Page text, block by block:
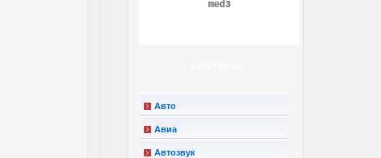
med3
Авто
Авиа
Автозвук